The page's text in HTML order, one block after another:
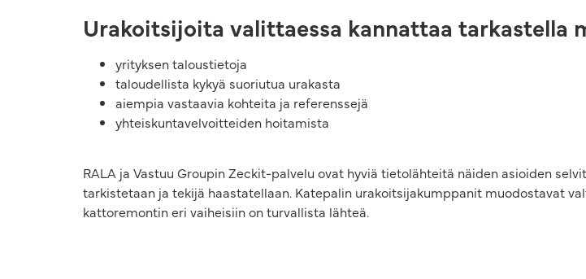
Urakoitsijoita valittaessa kannattaa tarkastella
yrityksen taloustietoja
taloudellista kykyä suoriutua urakasta
aiempia vastaavia kohteita ja referenssejä
yhteiskuntavelvoitteiden hoitamista
RALA ja Vastuu Groupin Zeckit-palvelu ovat hyviä tietolähteitä näiden asioiden
tarkistetaan ja tekijä haastatellaan. Katepalin urakoitsijakumppanit muodostavat
kattoremontin eri vaiheisiin on turvallista lähteä.